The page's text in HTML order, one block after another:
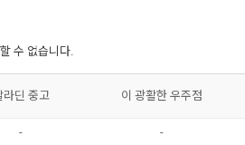
수 없습니다.
라딘 중고 이 광활한 우주점
- -